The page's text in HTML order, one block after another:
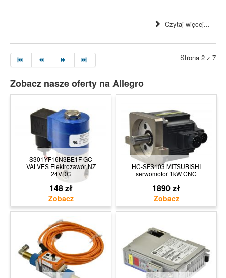
Czytaj więcej...
Strona 2 z 7
Zobacz nasze oferty na Allegro
S301YF16N3BE1F GC
VALVES Elektrozawór NZ
24VDC
148 zł
HC-SFS103 MITSUBISHI
serwomotor 1kW CNC
1890 zł